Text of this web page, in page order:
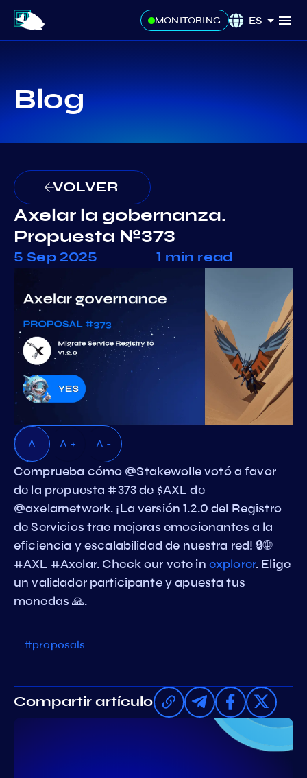
MONITORING ES
Blog
VOLVER
Axelar la gobernanza.
Propuesta №373
5 Sep 2025 1 min read
A A + A -
Comprueba cómo @Stakewolle votó a favor
de la propuesta #373 de $AXL de
@axelarnetwork. ¡La versión 1.2.0 del Registro
de Servicios trae mejoras emocionantes a la
eficiencia y escalabilidad de nuestra red! 🔒🌐
#AXL #Axelar. Check our vote in explorer. Elige
un validador participante y apuesta tus
monedas 🙏.
#proposals
Compartir artículo